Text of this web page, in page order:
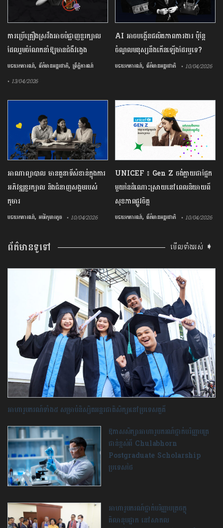
ការ​ប្រើគ្រឿង​ស្រវឹង​អាចបំផ្លាញ​ខួរក្បាល
ដែល​រួមចំណែក​នាំឱ្យ​មាន​ជំងឺ​វង្វេង
បទយកការណ៍, ព័ត៌មានអន្តរជាតិ,ព្រឹត្តិការណ៍
• 13/04/2026
AI អាចបង្កើនផលិតភាពការងារ ប៉ុន្តែ
ចំណូលមនុស្សនឹងកើនឡើងដែរឬទេ?
បទយកការណ៍, ព័ត៌មានអន្តរជាតិ • 10/04/2026
អាណាព្យាបាល មានតួនាទីសំខាន់ក្នុងការ
អភិវឌ្ឍខួរក្បាល និងជំនាញសង្គមរបស់
កុមារ
បទយកការណ៍, អប់រំកុមារតូច • 10/04/2026
UNICEF ៖ Gen Z ចង់ក្លាយ​ជា​ផ្នែក​
មួយ​នៃ​ដំណោះស្រាយ​នៅ​ពេល​និយាយ​ពី
សុខភាព​ផ្លូវចិត្ត
បទយកការណ៍, ព័ត៌មានអន្តរជាតិ • 10/04/2026
ព័ត៌មានទូទៅ មើលទាំងអស់ ➧
អាហារូបករណ៍ទាំង៥ សម្រាប់និស្សិតអន្តរជាតិសិក្សានៅប្រទេសតួគី
ឱកាសសិក្សាអាហារូបករណ៍ថ្នាក់បរិញ្ញាបត្រ
ជាន់ខ្ពស់ពី Chulabhorn
Postgraduate Scholarship
ប្រទេសថៃ
អាហារូបករណ៍ថ្នាក់បរិញ្ញាបត្រចក្ខុ
គិលានុបដ្ឋាក នៅសាកល